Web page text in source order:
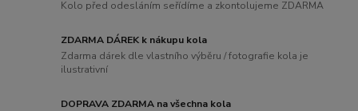
Kolo před odesláním seřídíme a zkontolujeme ZDARMA
ZDARMA DÁREK k nákupu kola
Zdarma dárek dle vlastního výběru / fotografie kola je
ilustrativní
DOPRAVA ZDARMA na všechna kola